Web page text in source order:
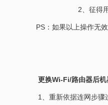
2、征得用户同意
PS：如果以上操作无
更换Wi-Fi/路由器后机
1、重新依据连网步骤